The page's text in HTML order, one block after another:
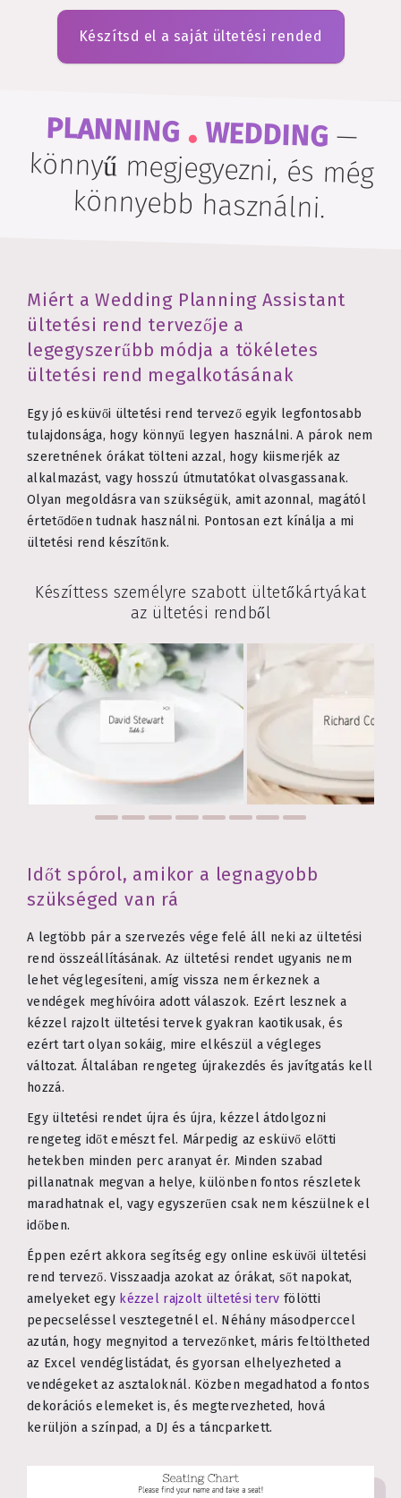
Készítsd el a saját ültetési rended
PLANNING . WEDDING—
könnyű megjegyezni, és még
könnyebb használni.
Miért a Wedding Planning Assistant
ültetési rend tervezője a
legegyszerűbb módja a tökéletes
ültetési rend megalkotásának
Egy jó esküvői ültetési rend tervező egyik legfontosabb
tulajdonsága, hogy könnyű legyen használni. A párok nem
szeretnének órákat tölteni azzal, hogy kiismerjék az
alkalmazást, vagy hosszú útmutatókat olvasgassanak.
Olyan megoldásra van szükségük, amit azonnal, magától
értetődően tudnak használni. Pontosan ezt kínálja a mi
ültetési rend készítőnk.
Készíttess személyre szabott ültetőkártyákat
az ültetési rendből
Időt spórol, amikor a legnagyobb
szükséged van rá
A legtöbb pár a szervezés vége felé áll neki az ültetési
rend összeállításának. Az ültetési rendet ugyanis nem
lehet véglegesíteni, amíg vissza nem érkeznek a
vendégek meghívóira adott válaszok. Ezért lesznek a
kézzel rajzolt ültetési tervek gyakran kaotikusak, és
ezért tart olyan sokáig, mire elkészül a végleges
változat. Általában rengeteg újrakezdés és javítgatás kell
hozzá.
Egy ültetési rendet újra és újra, kézzel átdolgozni
rengeteg időt emészt fel. Márpedig az esküvő előtti
hetekben minden perc aranyat ér. Minden szabad
pillanatnak megvan a helye, különben fontos részletek
maradhatnak el, vagy egyszerűen csak nem készülnek el
időben.
Éppen ezért akkora segítség egy online esküvői ültetési
rend tervező. Visszaadja azokat az órákat, sőt napokat,
amelyeket egy kézzel rajzolt ültetési terv fölötti
pepecseléssel vesztegetnél el. Néhány másodperccel
azután, hogy megnyitod a tervezőnket, máris feltöltheted
az Excel vendéglistádat, és gyorsan elhelyezheted a
vendégeket az asztaloknál. Közben megadhatod a fontos
dekorációs elemeket is, és megtervezheted, hová
kerüljön a színpad, a DJ és a táncparkett.